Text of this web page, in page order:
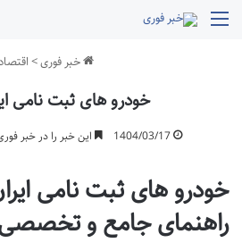
منو
خبر فوری>
خودرو های ثبت نامی
1404/03/17 این خبر را در خبر فوری در 6 دقیقه می
خودرو های ثبت نامی
راهنمای جامع و تخصصی